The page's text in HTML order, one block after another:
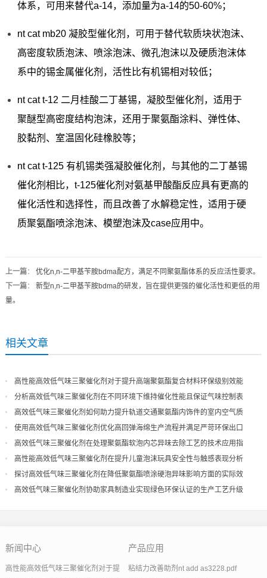
体系，可用来替代a-14，添加量为a-14的50-60%；
nt cat mb20 凝胶型催化剂，可用于替代软质块状泡沫、
高密度软质泡沫、喷涂泡沫、微孔泡沫以及硬质泡沫体
系中的锡金属催化剂，活性比有机锡相对较低；
nt cat t-12 二月桂酸二丁基锡，凝胶型催化剂，适用于
聚醚型高密度结构泡沫，还用于聚氨酯涂料、弹性体、
胶黏剂、室温固化硅橡胶等；
nt cat t-125 有机锡类强凝胶催化剂，与其他的二丁基锡
催化剂相比，t-125催化剂对氨基甲酸酯反应具有更高的
催化活性和选择性，而且改善了水解稳定性，适用于硬
质聚氨酯喷涂泡沫、模塑泡沫及case应用中。
上一篇： 优化n,n-二甲基苄胺bdma配方，满足不同聚氨酯体系的反应活性要求。
下一篇： 新型n,n-二甲基苄胺bdma的研发，旨在提供更强的催化活性和更低的用
量。
相关文章
高性能高效低气味三聚催化剂对于提升高端聚氨酯复合材料环保级别效能
分析高效低气味三聚催化剂在不同环境下维持催化性能且保证气味控制表
现
高效低气味三聚催化剂如何助力提升轨道交通聚氨酯内饰件的室内空气质
量
使用高效低气味三聚催化剂优化高回弹海绵生产流程并满足严苛环保出口
高效低气味三聚催化剂在处理聚氨酯软泡内芯异味去除工艺的技术应用指
导
高性能高效低气味三聚催化剂在提升儿童泡沫玩具安全性与触感表现分析
探讨高效低气味三聚催化剂在降低聚氨酯喷涂硬泡异味影响方面的实际效
果
高效低气味三聚催化剂协助家具制造业实现绿色环保认证的生产工艺升级
新闻中心
高性能高效低气味三聚催化剂对于提
产品应用
粘结力改善助剂nt add as3228.pdf